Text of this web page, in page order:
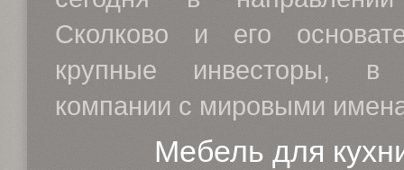
Сколково и его
крупные инвесторы,
компании с мировыми
Мебель для